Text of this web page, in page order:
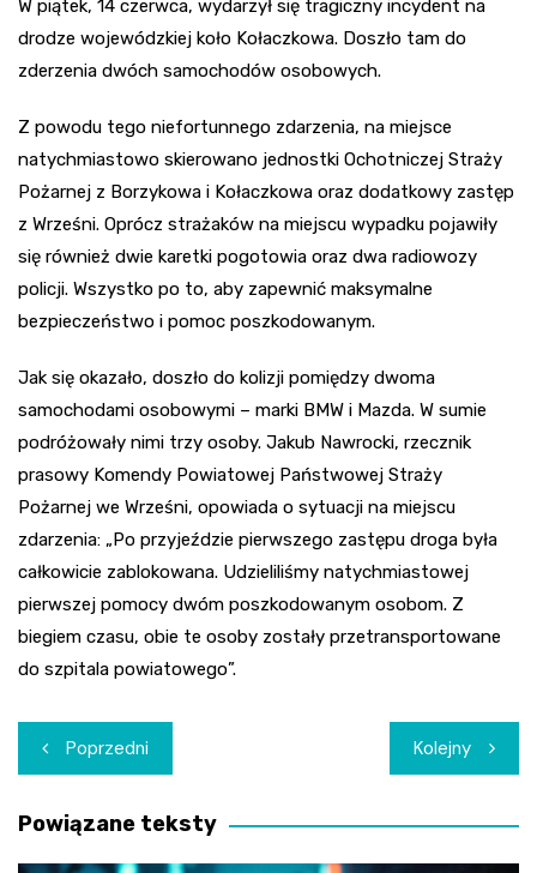
W piątek, 14 czerwca, wydarzył się tragiczny incydent na
drodze wojewódzkiej koło Kołaczkowa. Doszło tam do
zderzenia dwóch samochodów osobowych.
Z powodu tego niefortunnego zdarzenia, na miejsce
natychmiastowo skierowano jednostki Ochotniczej Straży
Pożarnej z Borzykowa i Kołaczkowa oraz dodatkowy zastęp
z Wrześni. Oprócz strażaków na miejscu wypadku pojawiły
się również dwie karetki pogotowia oraz dwa radiowozy
policji. Wszystko po to, aby zapewnić maksymalne
bezpieczeństwo i pomoc poszkodowanym.
Jak się okazało, doszło do kolizji pomiędzy dwoma
samochodami osobowymi – marki BMW i Mazda. W sumie
podróżowały nimi trzy osoby. Jakub Nawrocki, rzecznik
prasowy Komendy Powiatowej Państwowej Straży
Pożarnej we Wrześni, opowiada o sytuacji na miejscu
zdarzenia: „Po przyjeździe pierwszego zastępu droga była
całkowicie zablokowana. Udzieliliśmy natychmiastowej
pierwszej pomocy dwóm poszkodowanym osobom. Z
biegiem czasu, obie te osoby zostały przetransportowane
do szpitala powiatowego”.
Nawigacja
wpisu
Poprzedni Kolejny
Powiązane teksty